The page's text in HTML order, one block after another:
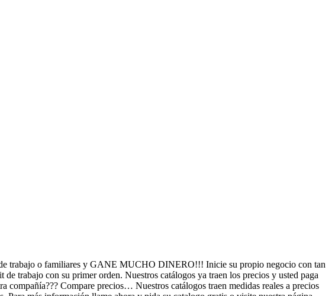
trabajo o familiares y GANE MUCHO DINERO!!! Inicie su propio negocio con tan
trabajo con su primer orden. Nuestros catálogos ya traen los precios y usted paga
compañía??? Compare precios… Nuestros catálogos traen medidas reales a precios